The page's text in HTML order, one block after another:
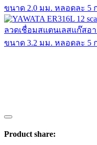
ขนาด 2.0 มม. หลอดละ 5
ลวดเชื่อมสแตนเลสแก๊สอา
ขนาด 3.2 มม. หลอดละ 5
Product share: